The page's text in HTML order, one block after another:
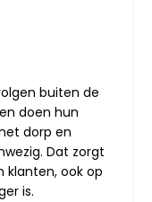
buiten de
doen hun
dorp en
Dat zorgt
klanten, ook op
is.